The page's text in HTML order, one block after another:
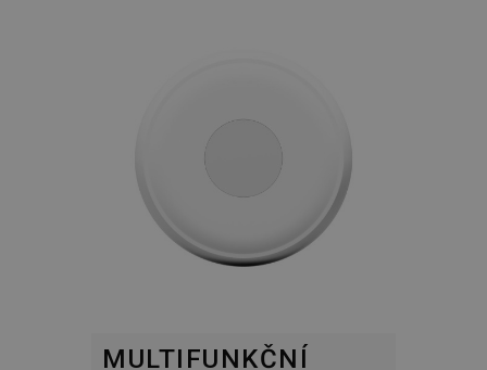
MULTIFUNKČNÍ